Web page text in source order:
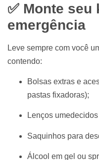
✅ Monte seu
emergência
Leve sempre com você
contendo:
Bolsas extras e
pastas fixadoras);
Lenços
Saquinhos para
Álcool em gel ou